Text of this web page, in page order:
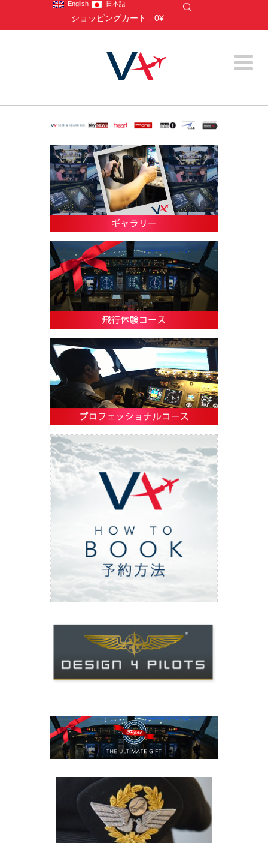
English 日本語
ショッピングカート - 0¥
ご予約方法